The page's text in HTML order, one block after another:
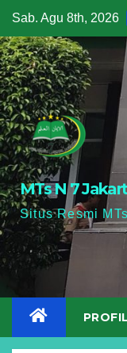
Skip
to
content
Sab. Agu 8th, 2026
MTs N 7
Situs Resmi